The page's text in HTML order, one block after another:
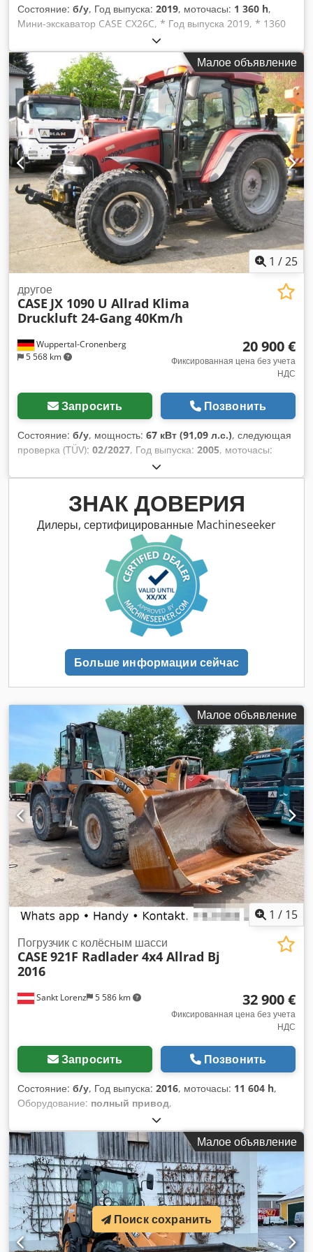
часть в хорошем состоянии. Готова к проверке на рабочей
площадке.
Состояние: б/у, Год выпуска: 2019, моточасы: 1 360 h,
Мини-экскаватор CASE CX26C, * Год выпуска 2019, * 1360
BS, i * Отопление, * Кондиционер, Codpfx Ajurfkcol Soha *
Резиновые гусеницы, * Отвал бульдозера, *
Быстроразъемное соединение
Малое объявление
1 /25
Wuppertal-Cronenberg
5 568 km
другое
CASE JX 1090 U Allrad Klima
Druckluft 24-Gang 40Km/h
20 900 €
Фиксированная цена без учета
НДС
Запросить Позвонить
Состояние: б/у, мощность: 67 кВт (91,09 л.с.), следующая
проверка (TÜV): 02/2027, Год выпуска: 2005, моточасы:
кабина, кондиционер, полный
привод,
ЗНАК ДОВЕРИЯ
Дилеры, сертифицированные Machineseeker
Больше информации сейчас
Малое объявление
1 / 15
Sankt Lorenz 5 586 km
Погрузчик с колёсным шасси
CASE 921F Radlader 4x4 Allrad Bj
2016
32 900 €
Фиксированная цена без учета
НДС
Запросить Позвонить
Состояние: б/у, Год выпуска: 2016, моточасы: 11 604 h,
Оборудование: полный привод,
Малое объявление
Поиск сохранить